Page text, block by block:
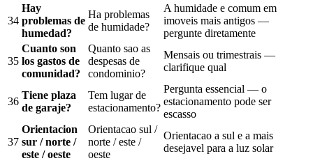
34
Hay
problemas de
humedad?
Ha problemas
de humidade?
A humidade e comum em
imoveis mais antigos —
pergunte diretamente
35
Cuanto son
los gastos de
comunidad?
Quanto sao as
despesas de
condominio?
Mensais ou trimestrais —
clarifique qual
36
Tiene plaza
de garaje?
Tem lugar de
estacionamento?
Pergunta essencial — o
estacionamento pode ser
escasso
37
Orientacion
sur / norte /
este / oeste
Orientacao sul /
norte / este /
oeste
Orientacao a sul e a mais
desejavel para a luz solar